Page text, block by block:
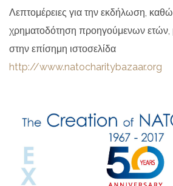
Λεπτομέρειες για την εκδήλωση,
χρηματοδότηση προηγούμενων ετών,
στην επίσημη ιστοσελίδα
http://www.natocharitybazaar.org